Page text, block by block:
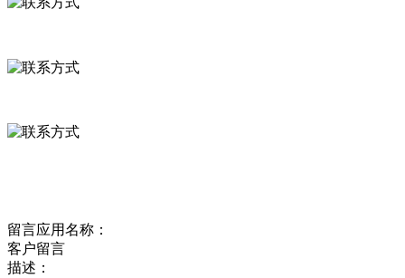
留言应用名称：
客户留言
描述：